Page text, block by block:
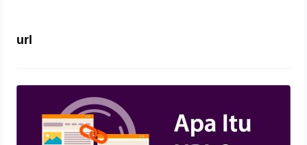
url
11 Oktober 2020